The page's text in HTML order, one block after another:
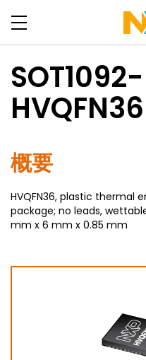
HVQFN36
概要
HVQFN36, plastic thermal
package; no leads,
mm x 6 mm x 0.85 mm